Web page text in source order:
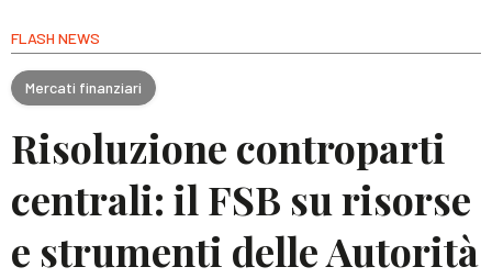
FLASH NEWS
Mercati finanziari
Risoluzione controparti
centrali: il FSB su risorse
e strumenti delle Autorità